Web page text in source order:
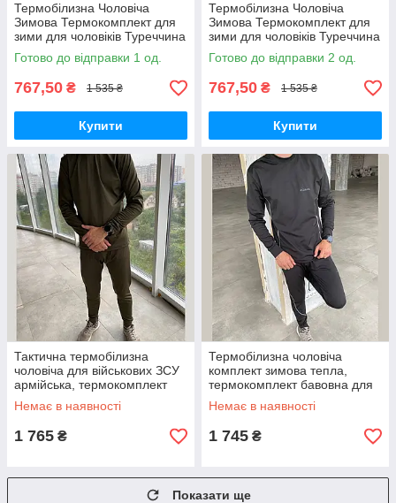
Термобілизна Чоловіча
Зимова Термокомплект для
зими для чоловіків Туреччина
синій
Готово до відправки 1 од.
767,50 ₴ 1 535 ₴
Купити
Термобілизна Чоловіча
Зимова Термокомплект для
зими для чоловіків Туреччина
синій
Готово до відправки 2 од.
767,50 ₴ 1 535 ₴
Купити
Тактична термобілизна
чоловіча для військових ЗСУ
армійська, термокомплект
бавовна для чоловіків хакі
Немає в наявності
1 765 ₴
Термобілизна чоловіча
комплект зимова тепла,
термокомплект бавовна для
чоловіків чорна
Немає в наявності
1 745 ₴
Показати ще